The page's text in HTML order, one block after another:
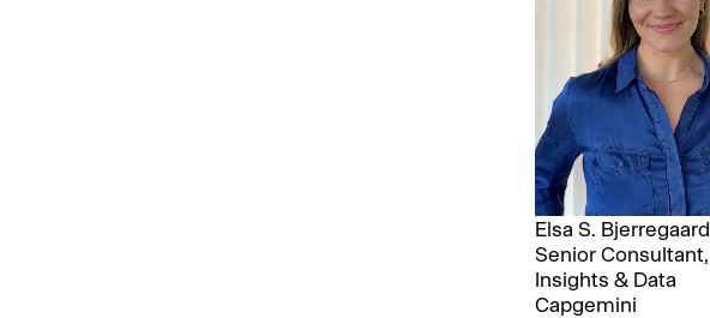
Elsa S. Bjerregaard
Senior Consultant,
Insights & Data
Capgemini